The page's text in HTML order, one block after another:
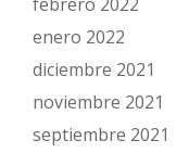
enero 2022
diciembre 2021
noviembre 2021
septiembre 2021